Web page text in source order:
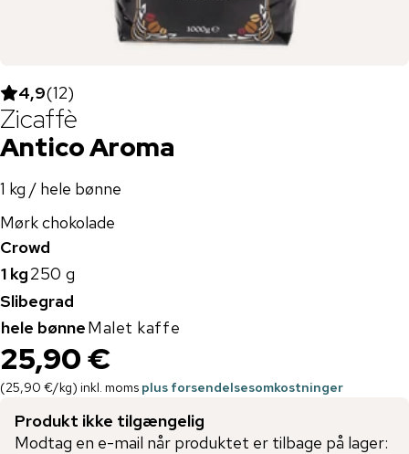
4,9(12)
Zicaffè
Antico Aroma
1 kg / hele bønne
Mørk chokolade
Crowd
1 kg250 g
Slibegrad
hele bønneMalet kaffe
25,90 €
(25,90 €/kg) inkl. moms plus forsendelsesomkostninger
Produkt ikke tilgængelig
Modtag en e-mail når produktet er tilbage på lager: